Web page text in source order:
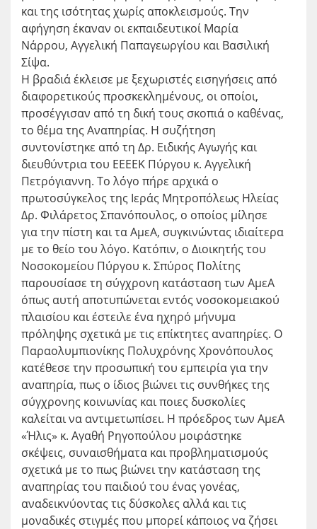
και της ισότητας χωρίς αποκλεισμούς. Την
αφήγηση έκαναν οι εκπαιδευτικοί Μαρία
Νάρρου, Αγγελική Παπαγεωργίου και Βασιλική
Σίψα.
Η βραδιά έκλεισε με ξεχωριστές εισηγήσεις από
διαφορετικούς προσκεκλημένους, οι οποίοι,
προσέγγισαν από τη δική τους σκοπιά ο καθένας,
το θέμα της Αναπηρίας. Η συζήτηση
συντονίστηκε από τη Δρ. Ειδικής Αγωγής και
διευθύντρια του ΕΕΕΕΚ Πύργου κ. Αγγελική
Πετρόγιαννη. Το λόγο πήρε αρχικά ο
πρωτοσύγκελος της Ιεράς Μητροπόλεως Ηλείας
Δρ. Φιλάρετος Σπανόπουλος, ο οποίος μίλησε
για την πίστη και τα ΑμεΑ, συγκινώντας ιδιαίτερα
με το θείο του λόγο. Κατόπιν, ο Διοικητής του
Νοσοκομείου Πύργου κ. Σπύρος Πολίτης
παρουσίασε τη σύγχρονη κατάσταση των ΑμεΑ
όπως αυτή αποτυπώνεται εντός νοσοκομειακού
πλαισίου και έστειλε ένα ηχηρό μήνυμα
πρόληψης σχετικά με τις επίκτητες αναπηρίες. Ο
Παραολυμπιονίκης Πολυχρόνης Χρονόπουλος
κατέθεσε την προσωπική του εμπειρία για την
αναπηρία, πως ο ίδιος βιώνει τις συνθήκες της
σύγχρονης κοινωνίας και ποιες δυσκολίες
καλείται να αντιμετωπίσει. Η πρόεδρος των ΑμεΑ
«Ήλις» κ. Αγαθή Ρηγοπούλου μοιράστηκε
σκέψεις, συναισθήματα και προβληματισμούς
σχετικά με το πως βιώνει την κατάσταση της
αναπηρίας του παιδιού του ένας γονέας,
αναδεικνύοντας τις δύσκολες αλλά και τις
μοναδικές στιγμές που μπορεί κάποιος να ζήσει